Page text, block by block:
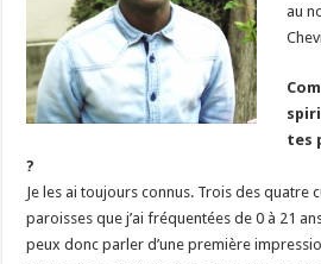
au
tes
?
Je les ai toujours connus. Trois des quatre
paroisses que j’ai fréquentées de 0 à 21
peux donc parler d’une première